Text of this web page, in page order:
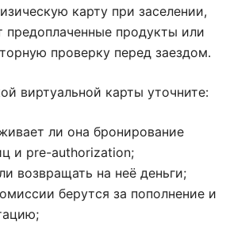
карту при заселении,
предоплаченные продукты или
проверку перед заездом.
виртуальной карты уточните:
ли она бронирование
и pre-authorization;
возвращать на неё деньги;
берутся за пополнение и